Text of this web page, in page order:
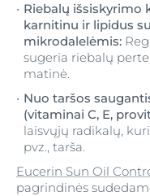
Riebalų išsiskyrimo
karnitinu ir lipidus
mikrodalelėmis:
sugeria riebalų
matinė.
Nuo taršos
(vitaminai C, E,
laisvųjų radikalų,
pvz., tarša.
Eucerin Sun Oil
pagrindinės